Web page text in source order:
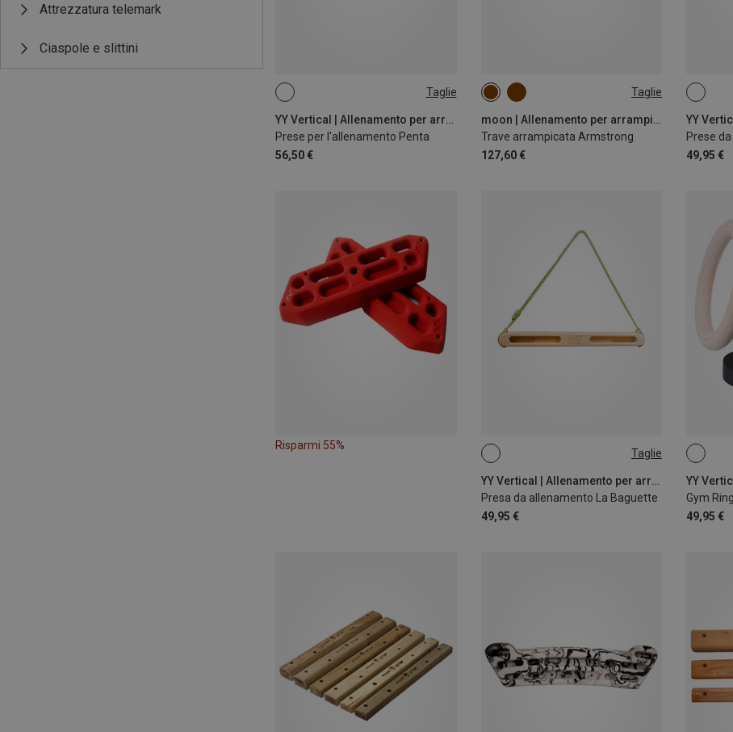
Attrezzatura telemark
Ciaspole e slittini
Taglie
YY Vertical | Allenamento per arrampicata
Prese per l'allenamento Penta
56,50 €
ONE SIZE Taglie
moon | Allenamento per arrampicata
Trave arrampicata Armstrong
127,60 €
ONE SIZE
Prese
49,95 €
ONE
Risparmi 55%
Taglie
YY Vertical | Allenamento per arrampicata
Presa da allenamento La Baguette
49,95 €
ONE SIZE
Gym Ring
49,95 €
RINGS